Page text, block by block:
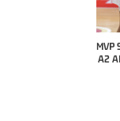
MVP STRANIERO
A2 APRILE '26 -